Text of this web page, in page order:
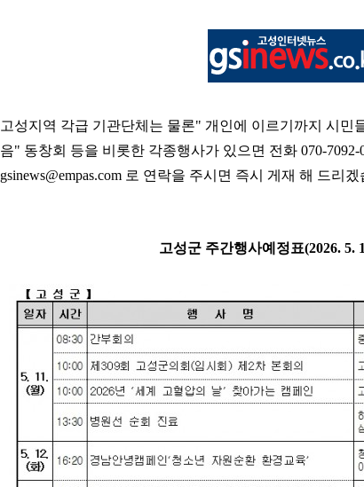
고성지역 각급 기관단체는 물론" 개인에 이르기까지 시민
음" 동창회 등을 비롯한 각종행사가 있으면 전화 070-7092-
gsinews@empas.com 로 연락을 주시면 즉시 게재 해 드리겠
고성군 주간행사예정표(2026. 5.